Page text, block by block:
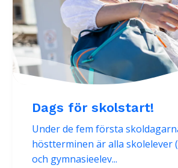
Dags för skolstart!
Under de fem första
höstterminen är alla skolelever
och gymnasieelev...